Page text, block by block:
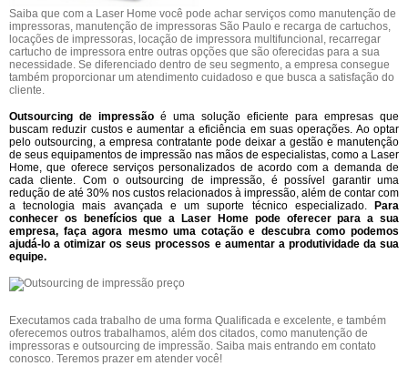
Saiba que com a Laser Home você pode achar serviços como manutenção de
impressoras, manutenção de impressoras São Paulo e recarga de cartuchos,
locações de impressoras, locação de impressora multifuncional, recarregar
cartucho de impressora entre outras opções que são oferecidas para a sua
necessidade. Se diferenciado dentro de seu segmento, a empresa consegue
também proporcionar um atendimento cuidadoso e que busca a satisfação do
cliente.
Outsourcing de impressão é uma solução eficiente para empresas que
buscam reduzir custos e aumentar a eficiência em suas operações. Ao optar
pelo outsourcing, a empresa contratante pode deixar a gestão e manutenção
de seus equipamentos de impressão nas mãos de especialistas, como a Laser
Home, que oferece serviços personalizados de acordo com a demanda de
cada cliente. Com o outsourcing de impressão, é possível garantir uma
redução de até 30% nos custos relacionados à impressão, além de contar com
a tecnologia mais avançada e um suporte técnico especializado. Para
conhecer os benefícios que a Laser Home pode oferecer para a sua
empresa, faça agora mesmo uma cotação e descubra como podemos
ajudá-lo a otimizar os seus processos e aumentar a produtividade da sua
equipe.
Executamos cada trabalho de uma forma Qualificada e excelente, e também
oferecemos outros trabalhamos, além dos citados, como manutenção de
impressoras e outsourcing de impressão. Saiba mais entrando em contato
conosco. Teremos prazer em atender você!